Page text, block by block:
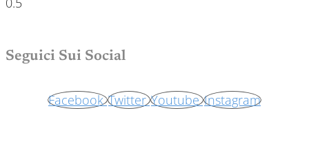
Seguici Sui Social
Facebook Twitter Youtube Instagram